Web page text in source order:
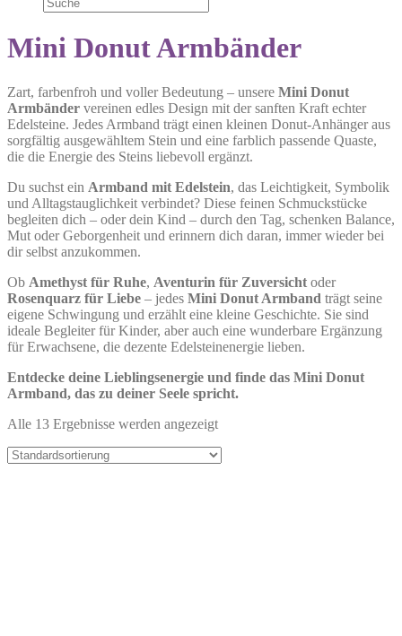
Mini Donut Armbänder
Zart, farbenfroh und voller Bedeutung – unsere Mini Donut
Armbänder vereinen edles Design mit der sanften Kraft echter
Edelsteine. Jedes Armband trägt einen kleinen Donut-Anhänger aus
sorgfältig ausgewähltem Stein und eine farblich passende Quaste,
die die Energie des Steins liebevoll ergänzt.
Du suchst ein Armband mit Edelstein, das Leichtigkeit, Symbolik
und Alltagstauglichkeit verbindet? Diese feinen Schmuckstücke
begleiten dich – oder dein Kind – durch den Tag, schenken Balance,
Mut oder Geborgenheit und erinnern dich daran, immer wieder bei
dir selbst anzukommen.
Ob Amethyst für Ruhe, Aventurin für Zuversicht oder
Rosenquarz für Liebe – jedes Mini Donut Armband trägt seine
eigene Schwingung und erzählt eine kleine Geschichte. Sie sind
ideale Begleiter für Kinder, aber auch eine wunderbare Ergänzung
für Erwachsene, die dezente Edelsteinenergie lieben.
Entdecke deine Lieblingsenergie und finde das Mini Donut
Armband, das zu deiner Seele spricht.
Alle 13 Ergebnisse werden angezeigt